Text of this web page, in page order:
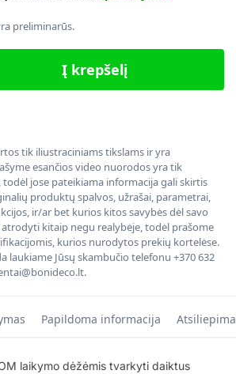
preliminarūs.
Į krepšelį
tik iliustraciniams tikslams ir yra
esančios video nuorodos yra tik
jose pateikiama informacija gali skirtis
produktų spalvos, užrašai, parametrai,
ir/ar bet kurios kitos savybės dėl savo
kitaip negu realybėje, todėl prašome
kurios nurodytos prekių kortelėse.
laukiame Jūsų skambučio telefonu +370 632
Papildoma informacija
laikymo dėžėmis tvarkyti daiktus